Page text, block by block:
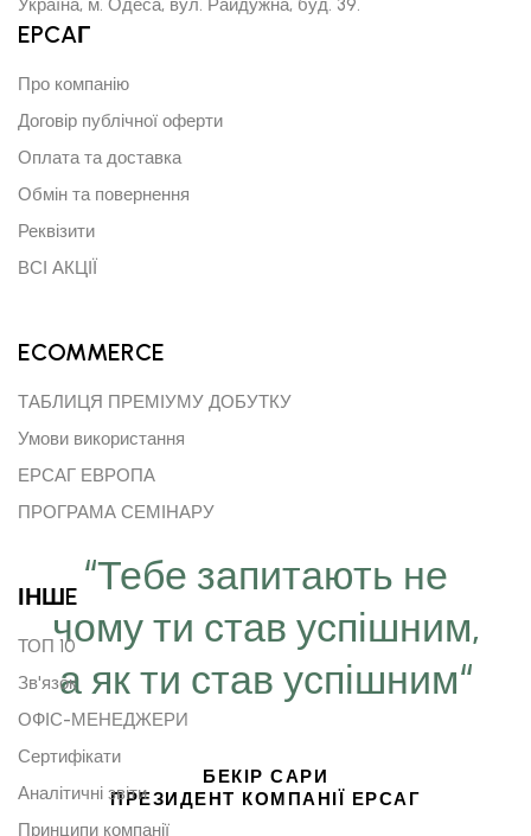
“Тебе запитають не
чому ти став успішним,
а як ти став успішним“
БЕКІР САРИ
ПРЕЗИДЕНТ КОМПАНІЇ ЕРСАГ
Україна, м. Одеса, вул. Райдужна, буд. 39.
EPCAГ
Про компанію
Договір публічної оферти
Оплата та доставка
Обмін та повернення
Реквізити
ВСІ АКЦІЇ
ECOMMERCE
ТАБЛИЦЯ ПРЕМІУМУ ДОБУТКУ
Умови використання
ЕРСАГ ЕВРОПА
ПРОГРАМА СЕМІНАРУ
ІНШE
ТОП 10
Зв'язок
ОФІС-МЕНЕДЖЕРИ
Сертифікати
Аналітичні звіти
Принципи компанії